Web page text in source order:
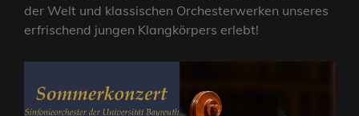
der Welt und klassischen Orchesterwerken unseres
erfrischend jungen Klangkörpers erlebt!